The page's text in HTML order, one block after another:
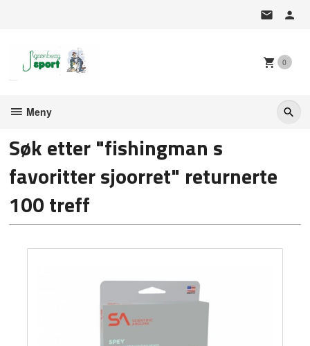
0
Meny
Søk etter "fishingman s
favoritter sjoorret" returnerte
100 treff